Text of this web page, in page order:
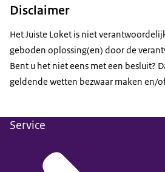
Disclaimer
Het Juiste Loket is niet
geboden oplossing(en) door de
Bent u het niet eens met een besluit?
geldende wetten bezwaar maken en/
Service